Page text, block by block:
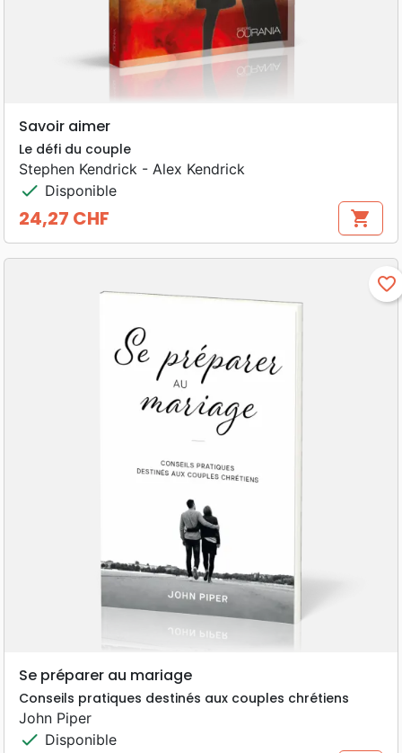
Savoir aimer
Le défi du couple
Stephen Kendrick - Alex Kendrick
check Disponible
Prix
24,27 CHF shopping_cart
favorite_border
Se préparer au mariage
Conseils pratiques destinés aux couples chrétiens
John Piper
check Disponible